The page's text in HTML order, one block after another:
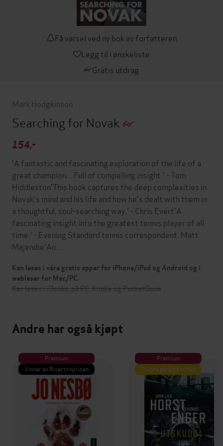
Få varsel ved ny bok av forfatteren
Legg til i ønskeliste
Gratis utdrag
Mark Hodgkinson
Searching for Novak
154,-
'A fantastic and fascinating exploration of the life of a
great champion... Full of compelling insight.' - Tom
Hiddleston'This book captures the deep complexities in
Novak's mind and his life and how he's dealt with them in
a thoughtful, soul-searching way.' - Chris Evert'A
fascinating insight into the greatest tennis player of all
time.' - Evening Standard tennis correspondent, Matt
Majendie'An …
Kan leses i våre gratis apper for iPhone/iPad og Android og i
webleser for Mac/PC
Kan leses i iBooks, på PC, Kindle og PocketBook
Andre har også kjøpt
Premium
Vinner av Rivertonprisen
Premium
Første gang på tilbud